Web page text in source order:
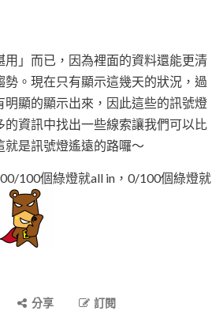
用」而已，因為裡面的資料還能更清
勢。現在只有顯示這幾天的狀況，過
明顯的顯示出來，因此這些的訊號燈
的資訊中找出一些線索讓我們可以比
是訊號燈遙遠的路囉～
100個綠燈就all in，0/100個綠燈就
分享 訂閱